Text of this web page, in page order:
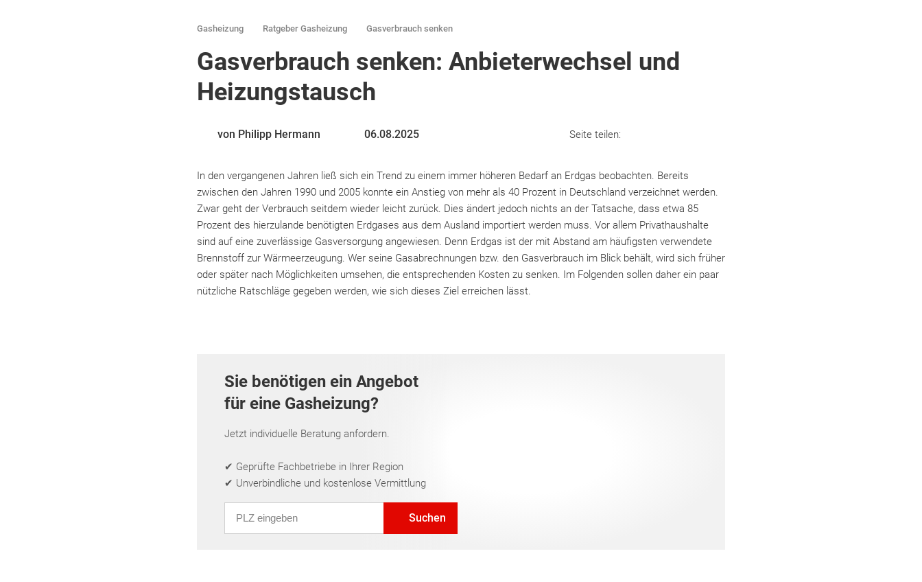
Gasheizung Ratgeber Gasheizung Gasverbrauch senken
Gasverbrauch senken: Anbieterwechsel und
Heizungstausch
von Philipp Hermann 06.08.2025 Seite teilen:
In den vergangenen Jahren ließ sich ein Trend zu einem immer höheren Bedarf an Erdgas beobachten. Bereits
zwischen den Jahren 1990 und 2005 konnte ein Anstieg von mehr als 40 Prozent in Deutschland verzeichnet werden.
Zwar geht der Verbrauch seitdem wieder leicht zurück. Dies ändert jedoch nichts an der Tatsache, dass etwa 85
Prozent des hierzulande benötigten Erdgases aus dem Ausland importiert werden muss. Vor allem Privathaushalte
sind auf eine zuverlässige Gasversorgung angewiesen. Denn Erdgas ist der mit Abstand am häufigsten verwendete
Brennstoff zur Wärmeerzeugung. Wer seine Gasabrechnungen bzw. den Gasverbrauch im Blick behält, wird sich früher
oder später nach Möglichkeiten umsehen, die entsprechenden Kosten zu senken. Im Folgenden sollen daher ein paar
nützliche Ratschläge gegeben werden, wie sich dieses Ziel erreichen lässt.
Sie benötigen ein Angebot
für eine Gasheizung?
Jetzt individuelle Beratung anfordern.
✔ Geprüfte Fachbetriebe in Ihrer Region
✔ Unverbindliche und kostenlose Vermittlung
Suchen